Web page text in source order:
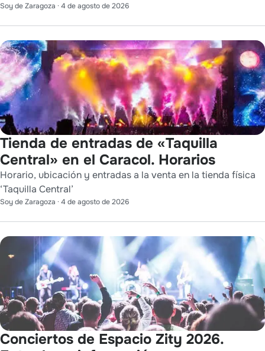
Soy de Zaragoza · 4 de agosto de 2026
Tienda de entradas de «Taquilla
Central» en el Caracol. Horarios
Horario, ubicación y entradas a la venta en la tienda física
‘Taquilla Central’
Soy de Zaragoza · 4 de agosto de 2026
Conciertos de Espacio Zity 2026.